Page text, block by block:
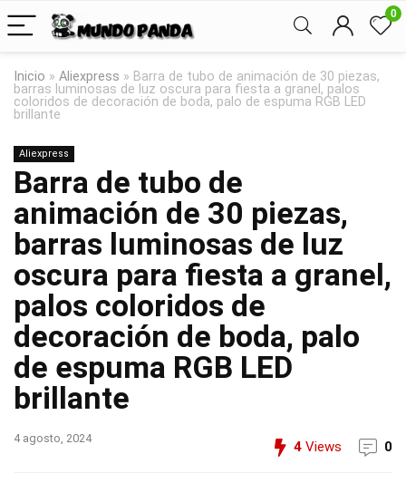
0
Inicio » Aliexpress » Barra de tubo de animación de 30 piezas,
barras luminosas de luz oscura para fiesta a granel, palos
coloridos de decoración de boda, palo de espuma RGB LED
brillante
Aliexpress
Barra de tubo de
animación de 30 piezas,
barras luminosas de luz
oscura para fiesta a granel,
palos coloridos de
decoración de boda, palo
de espuma RGB LED
brillante
4 agosto, 2024
4 Views 0